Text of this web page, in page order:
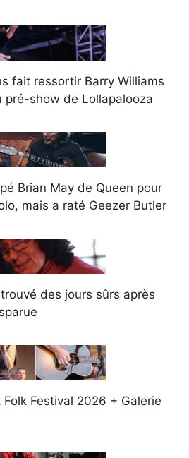
fait ressortir Barry Williams
pré-show de Lollapalooza
Brian May de Queen pour
mais a raté Geezer Butler
des jours sûrs après
Festival 2026 + Galerie